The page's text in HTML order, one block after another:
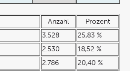
Anzahl
Prozent
3.528
25,83 %
2.530
18,52 %
2.786
20,40 %